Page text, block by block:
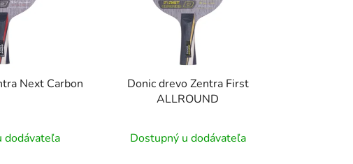
Next Carbon
dodávateľa
Donic drevo Zentra First
ALLROUND
Dostupný u dodávateľa